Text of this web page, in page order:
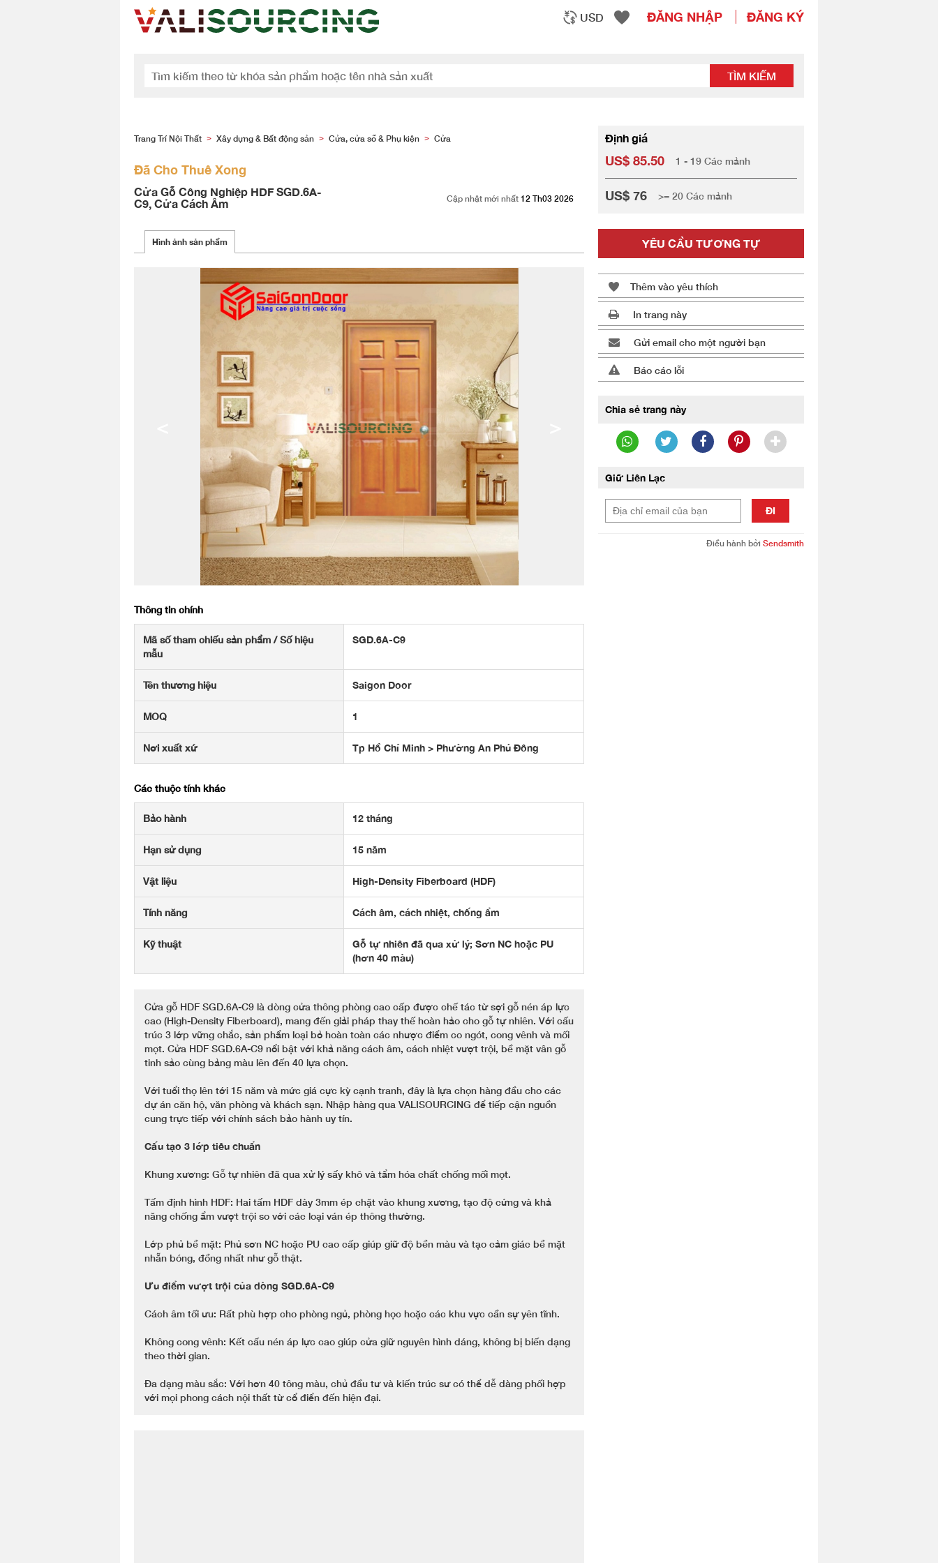
USD ĐĂNG NHẬP ĐĂNG KÝ
TÌM KIẾM
Trang Trí Nội Thất > Xây dựng & Bất động sản > Cửa, cửa sổ & Phụ kiện > Cửa
Đã Cho Thuê Xong
Cửa Gỗ Công Nghiệp HDF SGD.6A-
C9, Cửa Cách Âm
Cập nhật mới nhất 12 Th03 2026
Hình ảnh sản phẩm
Thông tin chính
Mã số tham chiếu sản phẩm / Số hiệu
mẫu
SGD.6A-C9
Tên thương hiệu Saigon Door
MOQ 1
Nơi xuất xứ Tp Hồ Chí Minh > Phường An Phú Đông
Các thuộc tính khác
Bảo hành 12 tháng
Hạn sử dụng 15 năm
Vật liệu High-Density Fiberboard (HDF)
Tính năng Cách âm, cách nhiệt, chống ẩm
Kỹ thuật
Gỗ tự nhiên đã qua xử lý; Sơn NC hoặc PU
(hơn 40 màu)
Cửa gỗ HDF SGD.6A-C9 là dòng cửa thông phòng cao cấp được chế tác từ sợi gỗ nén áp lực
cao (High-Density Fiberboard), mang đến giải pháp thay thế hoàn hảo cho gỗ tự nhiên. Với cấu
trúc 3 lớp vững chắc, sản phẩm loại bỏ hoàn toàn các nhược điểm co ngót, cong vênh và mối
mọt. Cửa HDF SGD.6A-C9 nổi bật với khả năng cách âm, cách nhiệt vượt trội, bề mặt vân gỗ
tinh sảo cùng bảng màu lên đến 40 lựa chọn.
Với tuổi thọ lên tới 15 năm và mức giá cực kỳ cạnh tranh, đây là lựa chọn hàng đầu cho các
dự án căn hộ, văn phòng và khách sạn. Nhập hàng qua VALISOURCING để tiếp cận nguồn
cung trực tiếp với chính sách bảo hành uy tín.
Cấu tạo 3 lớp tiêu chuẩn
Khung xương: Gỗ tự nhiên đã qua xử lý sấy khô và tẩm hóa chất chống mối mọt.
Tấm định hình HDF: Hai tấm HDF dày 3mm ép chặt vào khung xương, tạo độ cứng và khả
năng chống ẩm vượt trội so với các loại ván ép thông thường.
Lớp phủ bề mặt: Phủ sơn NC hoặc PU cao cấp giúp giữ độ bền màu và tạo cảm giác bề mặt
nhẵn bóng, đồng nhất như gỗ thật.
Ưu điểm vượt trội của dòng SGD.6A-C9
Cách âm tối ưu: Rất phù hợp cho phòng ngủ, phòng học hoặc các khu vực cần sự yên tĩnh.
Không cong vênh: Kết cấu nén áp lực cao giúp cửa giữ nguyên hình dáng, không bị biến dạng
theo thời gian.
Đa dạng màu sắc: Với hơn 40 tông màu, chủ đầu tư và kiến trúc sư có thể dễ dàng phối hợp
với mọi phong cách nội thất từ cổ điển đến hiện đại.
Định giá
US$ 85.50 1 - 19 Các mảnh
US$ 76 >= 20 Các mảnh
YÊU CẦU TƯƠNG TỰ
Thêm vào yêu thích
In trang này
Gửi email cho một người bạn
Báo cáo lỗi
Chia sẻ trang này
Giữ Liên Lạc
ĐI
Điều hành bởi Sendsmith